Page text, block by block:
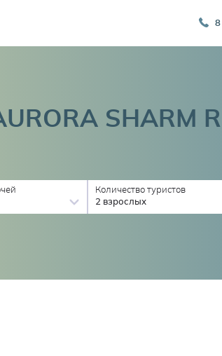
8
SHARM
Количество туристов
2 взрослых